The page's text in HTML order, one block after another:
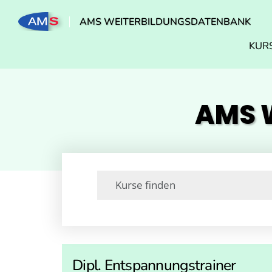
AMS WEITERBILDUNGSDATENBANK
AMS
Dipl. Entspannungstrainer